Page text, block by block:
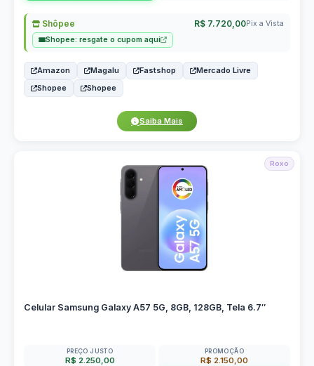
Shôpee R$ 7.720,00Pix a Vista
Shopee: resgate o cupom aqui
Amazon Magalu Fastshop
Mercado Livre
Shopee
Shopee
Saiba Mais
Roxo
Celular Samsung Galaxy A57 5G, 8GB, 128GB, Tela 6.7″
PREÇO JUSTO
R$ 2.250,00
PROMOÇÃO
R$ 2.150,00